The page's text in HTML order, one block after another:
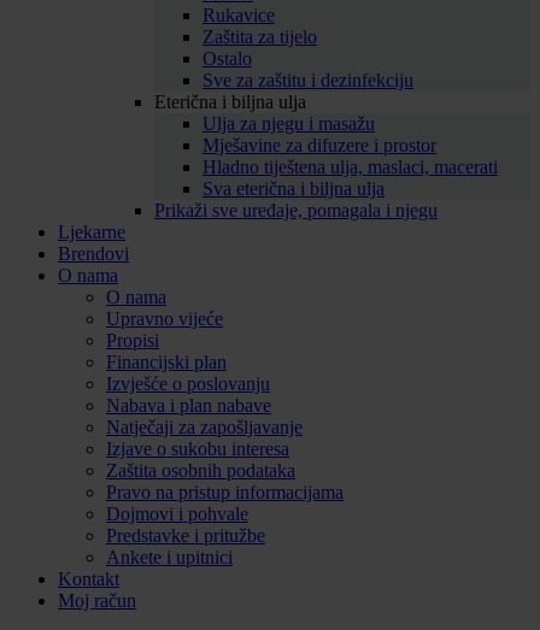
Rukavice
Zaštita za tijelo
Ostalo
Sve za zaštitu i dezinfekciju
Eterična i biljna ulja
Ulja za njegu i masažu
Mješavine za difuzere i prostor
Hladno tiještena ulja, maslaci, macerati
Sva eterična i biljna ulja
Prikaži sve uređaje, pomagala i njegu
Ljekarne
Brendovi
O nama
O nama
Upravno vijeće
Propisi
Financijski plan
Izvješće o poslovanju
Nabava i plan nabave
Natječaji za zapošljavanje
Izjave o sukobu interesa
Zaštita osobnih podataka
Pravo na pristup informacijama
Dojmovi i pohvale
Predstavke i pritužbe
Ankete i upitnici
Kontakt
Moj račun